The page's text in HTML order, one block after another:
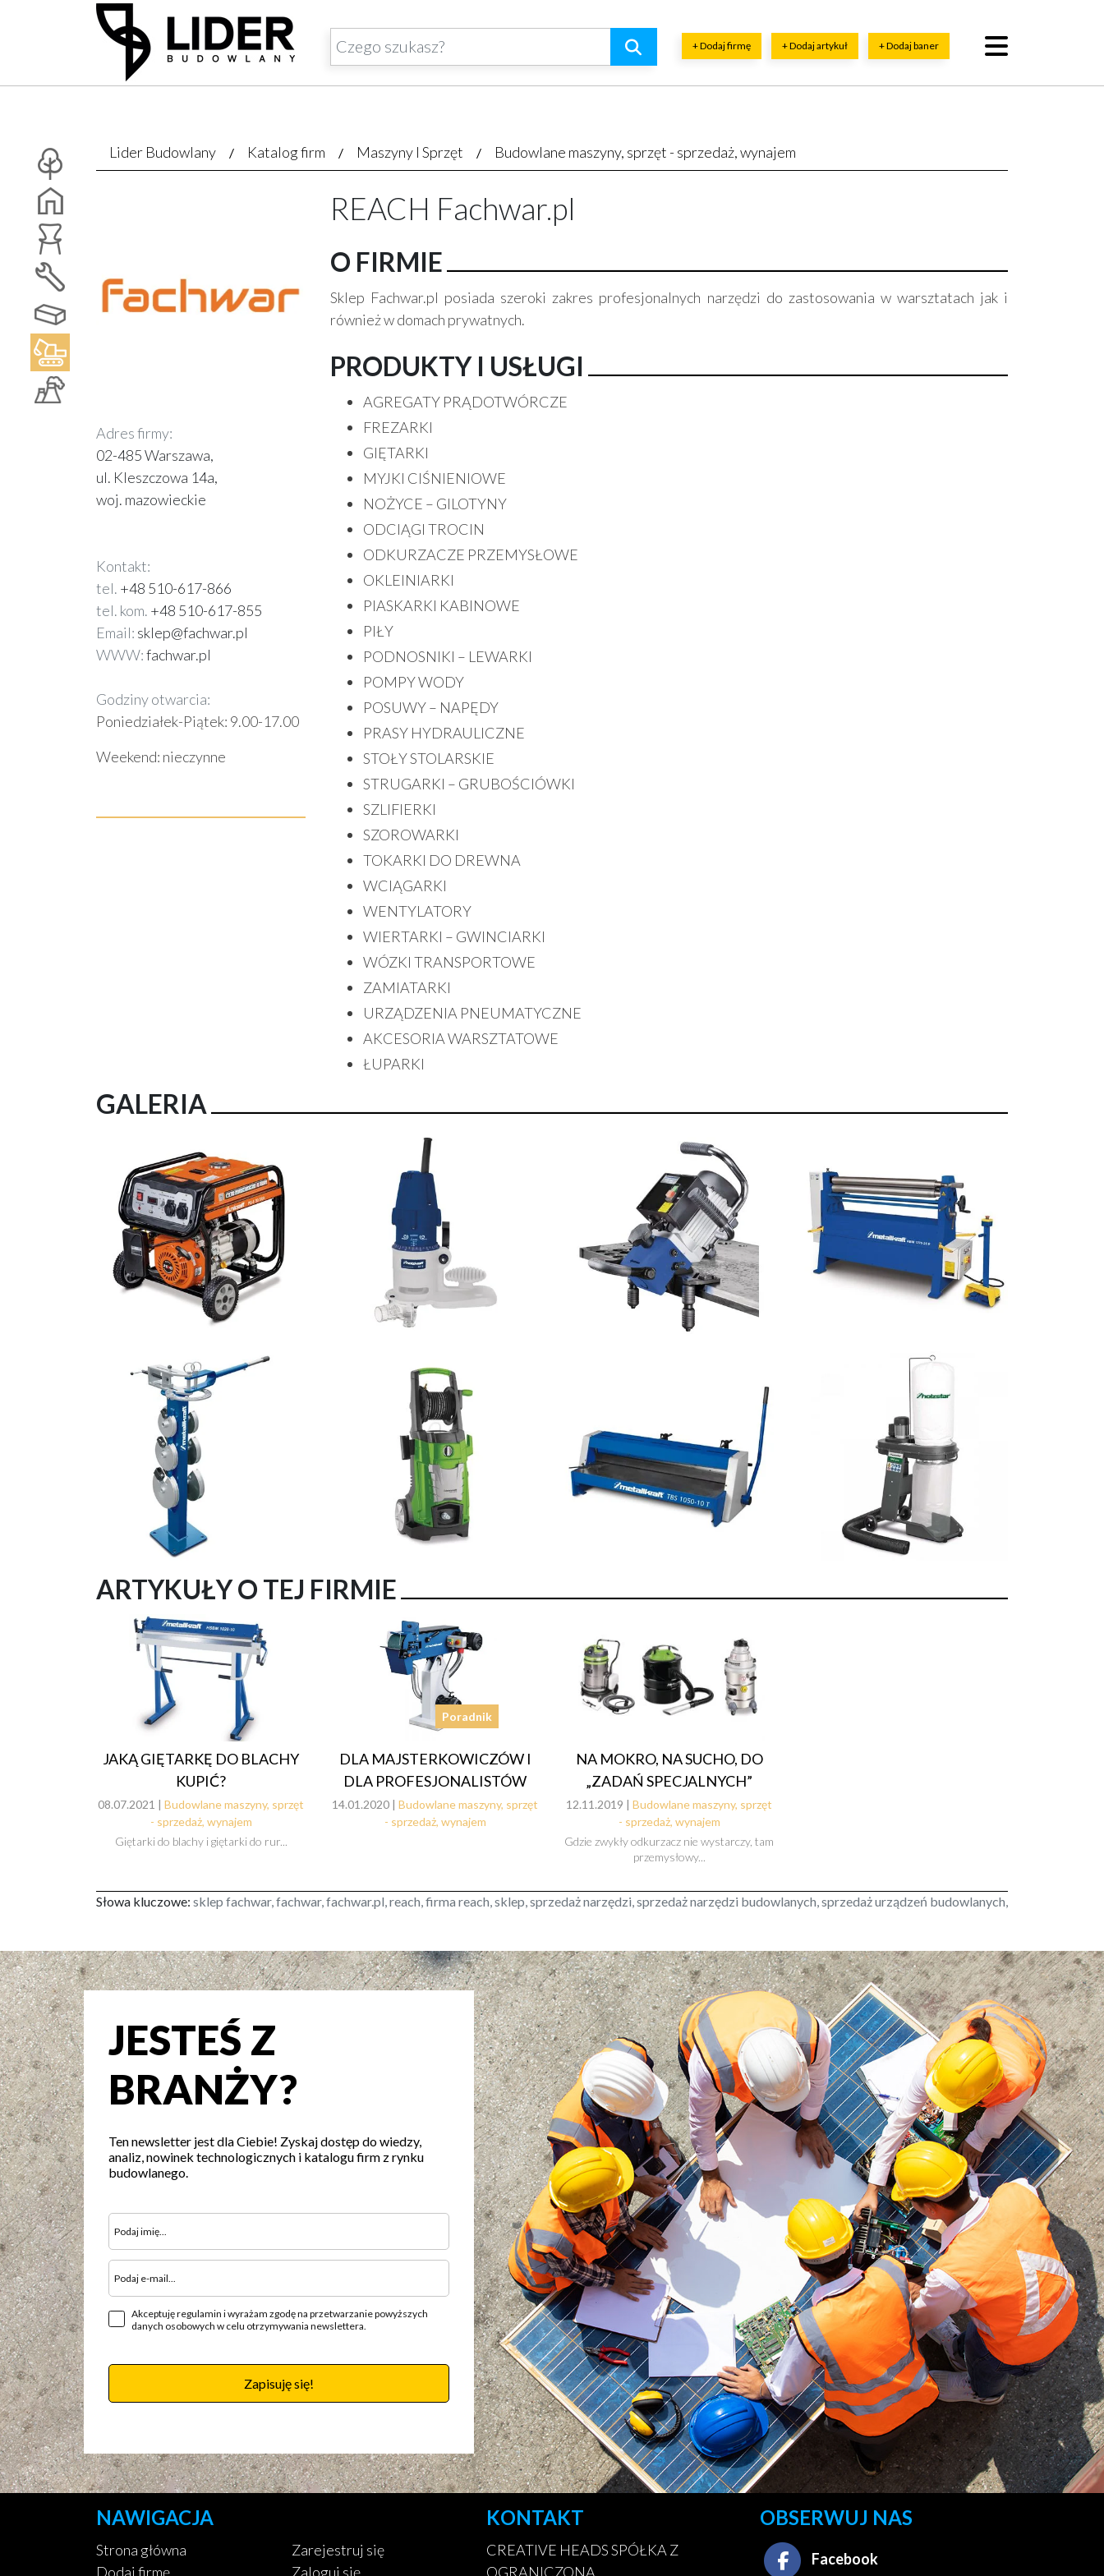
+ Dodaj firmę + Dodaj artykuł + Dodaj baner
Lider Budowlany Katalog firm Maszyny I Sprzęt Budowlane maszyny, sprzęt - sprzedaż, wynajem
Adres firmy:
02-485 Warszawa,
ul. Kleszczowa 14a,
woj. mazowieckie
Kontakt:
tel. +48 510-617-866
tel. kom. +48 510-617-855
Email: sklep@fachwar.pl
WWW:fachwar.pl
Godziny otwarcia:
Poniedziałek-Piątek: 9.00-17.00
Weekend: nieczynne
REACH Fachwar.pl
O FIRMIE
Sklep Fachwar.pl posiada szeroki zakres profesjonalnych narzędzi do zastosowania w warsztatach jak i
również w domach prywatnych.
PRODUKTY I USŁUGI
AGREGATY PRĄDOTWÓRCZE
FREZARKI
GIĘTARKI
MYJKI CIŚNIENIOWE
NOŻYCE – GILOTYNY
ODCIĄGI TROCIN
ODKURZACZE PRZEMYSŁOWE
OKLEINIARKI
PIASKARKI KABINOWE
PIŁY
PODNOSNIKI – LEWARKI
POMPY WODY
POSUWY – NAPĘDY
PRASY HYDRAULICZNE
STOŁY STOLARSKIE
STRUGARKI – GRUBOŚCIÓWKI
SZLIFIERKI
SZOROWARKI
TOKARKI DO DREWNA
WCIĄGARKI
WENTYLATORY
WIERTARKI – GWINCIARKI
WÓZKI TRANSPORTOWE
ZAMIATARKI
URZĄDZENIA PNEUMATYCZNE
AKCESORIA WARSZTATOWE
ŁUPARKI
GALERIA
ARTYKUŁY O TEJ FIRMIE
JAKĄ GIĘTARKĘ DO BLACHY
KUPIĆ?
08.07.2021 | Budowlane maszyny, sprzęt
- sprzedaż, wynajem
Giętarki do blachy i giętarki do rur...
Poradnik
DLA MAJSTERKOWICZÓW I
DLA PROFESJONALISTÓW
14.01.2020 | Budowlane maszyny, sprzęt
- sprzedaż, wynajem
NA MOKRO, NA SUCHO, DO
„ZADAŃ SPECJALNYCH”
12.11.2019 | Budowlane maszyny, sprzęt
- sprzedaż, wynajem
Gdzie zwykły odkurzacz nie wystarczy, tam
przemysłowy...
Słowa kluczowe: sklep fachwar, fachwar, fachwar.pl, reach, firma reach, sklep, sprzedaż narzędzi, sprzedaż narzędzi budowlanych, sprzedaż urządzeń budowlanych,
JESTEŚ Z
BRANŻY?
Ten newsletter jest dla Ciebie! Zyskaj dostęp do wiedzy,
analiz, nowinek technologicznych i katalogu firm z rynku
budowlanego.
Akceptuję regulamin i wyrażam zgodę na przetwarzanie powyższych
danych osobowych w celu otrzymywania newslettera.
Zapisuję się!
NAWIGACJA
Strona główna
Dodaj firmę
Zarejestruj się
Zaloguj się
KONTAKT
CREATIVE HEADS SPÓŁKA Z
OGRANICZONĄ
OBSERWUJ NAS
Facebook